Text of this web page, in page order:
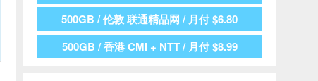
500GB / 伦敦 联通精品网 / 月付 $6.80
500GB / 香港 CMI + NTT / 月付 $8.99